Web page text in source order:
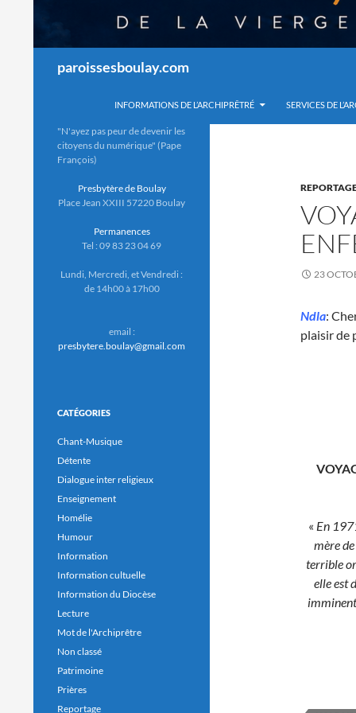
paroissesboulay.com
INFORMATIONS DE L’ARCHIPRÊTRÉ SERVICES DE
23
Ndla:
plaisir de
« En
mère
terrible
elle est
"N'ayez pas peur de devenir les
citoyens du numérique" (Pape
François)
Presbytère de Boulay
Place Jean XXIII 57220 Boulay
Permanences
Tel : 09 83 23 04 69
Lundi, Mercredi, et Vendredi :
de 14h00 à 17h00
email :
presbytere.boulay@gmail.com
CATÉGORIES
Chant-Musique
Détente
Dialogue inter religieux
Enseignement
Homélie
Humour
Information
Information cultuelle
Information du Diocèse
Lecture
Mot de l'Archiprêtre
Non classé
Patrimoine
Prières
Reportage